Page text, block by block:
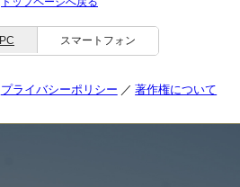
PC スマートフォン
プライバシーポリシー 著作権について